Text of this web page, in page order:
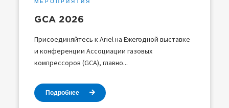
GCA 2026
Присоединяйтесь к Ariel на Ежегодной выставке
и конференции Ассоциации газовых
компрессоров (GCA), главно...
Подробнее